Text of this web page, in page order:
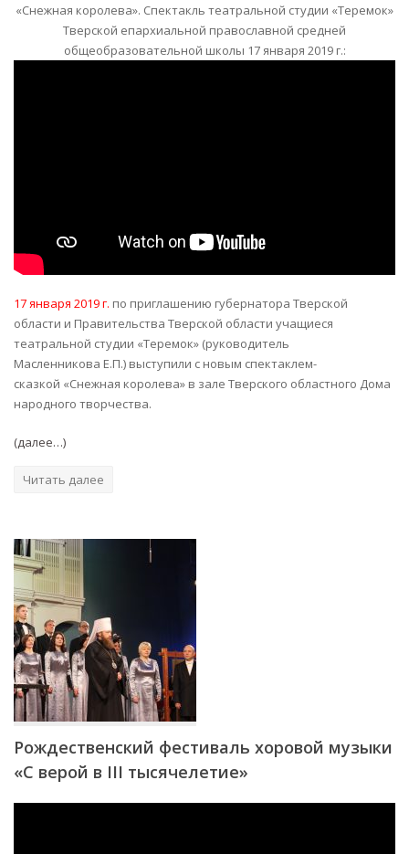
«Снежная королева». Спектакль театральной студии «Теремок»
Тверской епархиальной православной средней
общеобразовательной школы 17 января 2019 г.:
17 января 2019 г. по приглашению губернатора Тверской
области и Правительства Тверской области учащиеся
театральной студии «Теремок» (руководитель
Масленникова Е.П.) выступили с новым спектаклем-
сказкой «Снежная королева» в зале Тверского областного Дома
народного творчества.
(далее…)
Читать далее
Рождественский фестиваль хоровой музыки
«С верой в III тысячелетие»